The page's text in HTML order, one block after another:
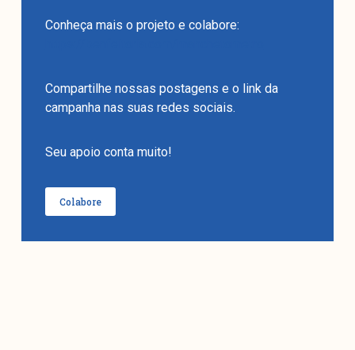
Conheça mais o projeto e colabore:
Compartilhe nossas postagens e o link da
campanha nas suas redes sociais.
Seu apoio conta muito!
Colabore